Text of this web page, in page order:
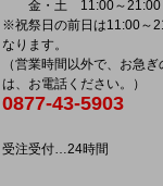
金・土 11:00～21:00
※祝祭日の前日は11:00～
なります。
（営業時間以外で、お急ぎ
は、お電話ください。）
0877-43-5903
受注受付…24時間